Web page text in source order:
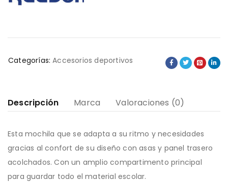
Categorías: Accesorios deportivos
Descripción Marca Valoraciones (0)
Esta mochila que se adapta a su ritmo y necesidades
gracias al confort de su diseño con asas y panel trasero
acolchados. Con un amplio compartimento principal
para guardar todo el material escolar.